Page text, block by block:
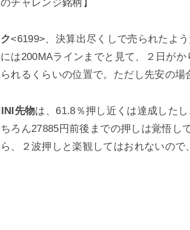
のチャレンジ銘柄】
<6199>、決算出尽くしで売られたよ
は200MAラインまでと見て、２日が
れるくらいの位置で。ただし先安の場
先物は、61.8％押し近くは達成した
ろん27885円前後までの押しは覚悟し
、２波押しと楽観してはおれないので